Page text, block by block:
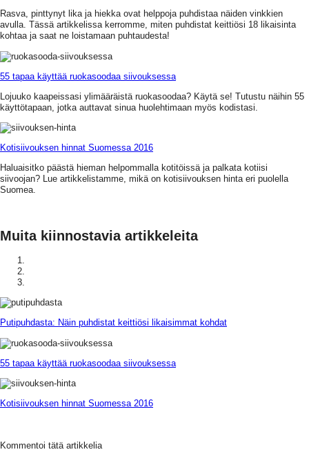
Rasva, pinttynyt lika ja hiekka ovat helppoja puhdistaa näiden vinkkien
avulla. Tässä artikkelissa kerromme, miten puhdistat keittiösi 18 likaisinta
kohtaa ja saat ne loistamaan puhtaudesta!
55 tapaa käyttää ruokasoodaa siivouksessa
Lojuuko kaapeissasi ylimääräistä ruokasoodaa? Käytä se! Tutustu näihin 55
käyttötapaan, jotka auttavat sinua huolehtimaan myös kodistasi.
Kotisiivouksen hinnat Suomessa 2016
Haluaisitko päästä hieman helpommalla kotitöissä ja palkata kotiisi
siivoojan? Lue artikkelistamme, mikä on kotisiivouksen hinta eri puolella
Suomea.
Muita kiinnostavia artikkeleita
Putipuhdasta: Näin puhdistat keittiösi likaisimmat kohdat
55 tapaa käyttää ruokasoodaa siivouksessa
Kotisiivouksen hinnat Suomessa 2016
Kommentoi tätä artikkelia